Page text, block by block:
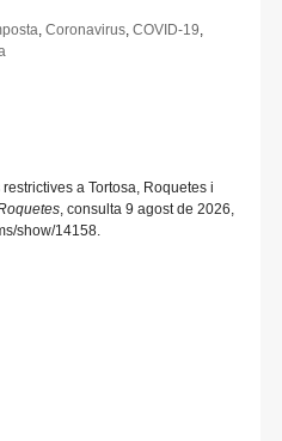
Coronavirus COVID-19
a Tortosa, Roquetes i
, consulta 9 agost de 2026,
show/14158